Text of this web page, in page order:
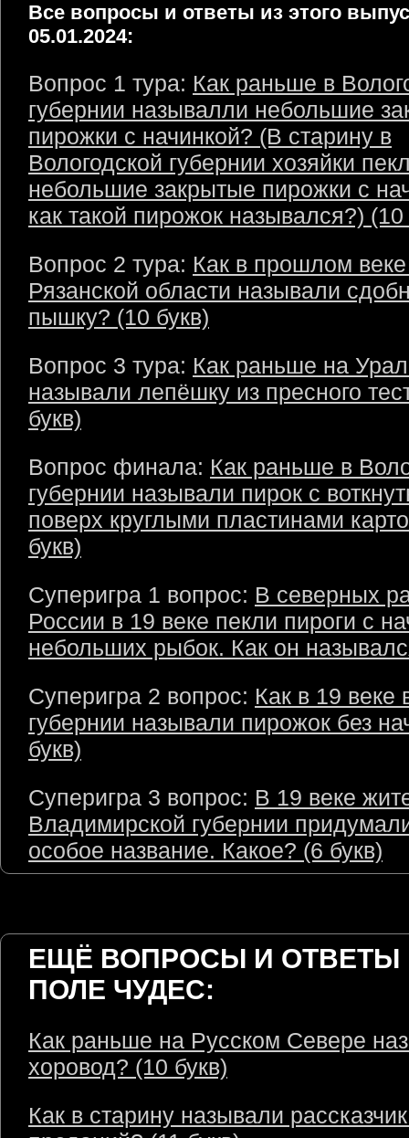
Все вопросы и ответы из этого
05.01.2024:
Вопрос 1 тура: Как раньше в
губернии называлли небольшие
пирожки с начинкой? (В старину в
Вологодской губернии хозяйки
небольшие закрытые пирожки с
как такой пирожок назывался?) (10
Вопрос 2 тура: Как в прошлом
Рязанской области называли
пышку? (10 букв)
Вопрос 3 тура: Как раньше на
называли лепёшку из пресного
букв)
Вопрос финала: Как раньше в
губернии называли пирок с
поверх круглыми пластинами
букв)
Суперигра 1 вопрос: В северных
России в 19 веке пекли пироги с
небольших рыбок. Как он
Суперигра 2 вопрос: Как в 19 веке
губернии называли пирожок без
букв)
Суперигра 3 вопрос: В 19 веке
Владимирской губернии
особое название. Какое? (6 букв)
ЕЩЁ ВОПРОСЫ И ОТВЕТЫ
ПОЛЕ ЧУДЕС:
Как раньше на Русском Севере
хоровод? (10 букв)
Как в старину называли